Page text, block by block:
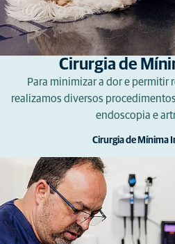
Cirurgia de
Para minimizar a dor e permitir
realizamos diversos
endoscopia e
Cirurgia de Mínima